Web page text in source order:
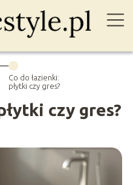
Co do łazienki:
płytki czy gres?
czy gres?